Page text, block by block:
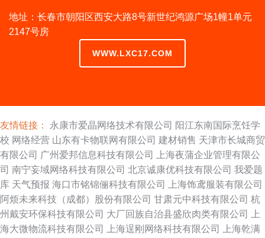
地址：长春市朝阳区西安大路8号新世纪鸿源广场1幢1单元
2147号房
WWW.LXC17.COM
友情链接： 永康市爱晶网络技术有限公司 阳江东南国际烹饪学
校 网络经营 山东有卡物联网有限公司 建材销售 天津市长城商贸
有限公司 广州爱邦信息科技有限公司
上海夜蒲企业管理有限公
司 南宁妄域网络科技有限公司 北京诚康优科技有限公司 我爱题
库 天气预报 海口市铭锦俪科技有限公司
上海饰鸢服装有限公司
阿烦未来科技（成都）股份有限公司 甘肃元中科技有限公司 杭
州戴安环保科技有限公司 大厂回族自治县盛欣肉类有限公司
上
海大微物流科技有限公司
上海逞刚网络科技有限公司
上海乾满